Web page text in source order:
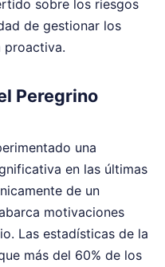
sobre los riesgos
de gestionar los
proactiva.
Peregrino
una
en las últimas
de un
motivaciones
Las estadísticas de la
más del 60% de los